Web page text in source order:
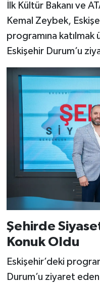
İlk Kültür Bakanı ve
Kemal Zeybek,
programına
Eskişehir Durum’u
Şehirde
Konuk Oldu
Eskişehir’deki
Durum’u ziyaret